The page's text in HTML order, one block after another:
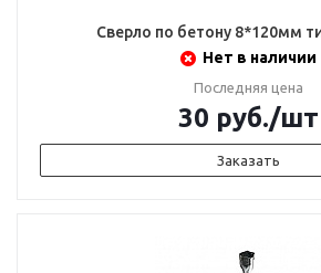
Сверло по бетону 8*120мм
Нет в наличии
Последняя цена
30 руб./шт
Заказать